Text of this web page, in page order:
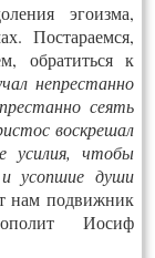
эгоизма,
Постараемся,
обратиться к
непрестанно
сеять
воскрешал
усилия, чтобы
усопшие души
нам подвижник
Иосиф